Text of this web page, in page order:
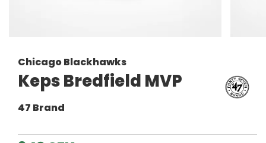
Chicago Blackhawks
Keps Bredfield MVP
47 Brand